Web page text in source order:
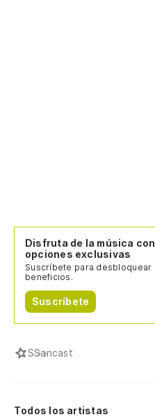
Disfruta de la música con
opciones exclusivas
Suscríbete para desbloquear
beneficios.
Suscríbete
SSancast
Todos los artistas